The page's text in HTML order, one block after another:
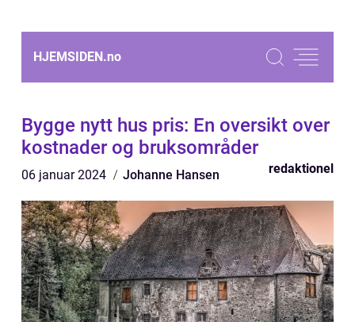
HJEMSIDEN.no
Bygge nytt hus pris: En oversikt over
kostnader og bruksområder
06 januar 2024 Johanne Hansen redaktionel